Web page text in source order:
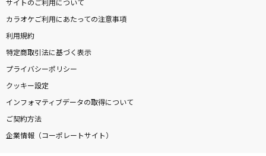
サイトのご利用について
カラオケご利用にあたっての注意事項
利用規約
特定商取引法に基づく表示
プライバシーポリシー
クッキー設定
インフォマティブデータの取得について
ご契約方法
企業情報（コーポレートサイト）